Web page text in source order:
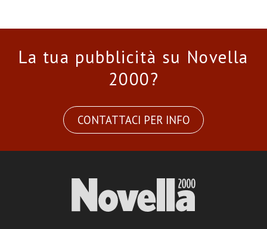
La tua pubblicità su Novella
2000?
CONTATTACI PER INFO